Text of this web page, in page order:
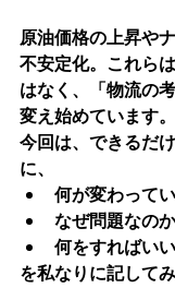
原油価格の上昇や
不安定化。これら
はなく、「物流の
変え始めています。
今回は、できるだ
に、
何が変わって
なぜ問題なのか
何をすればい
を私なりに記して